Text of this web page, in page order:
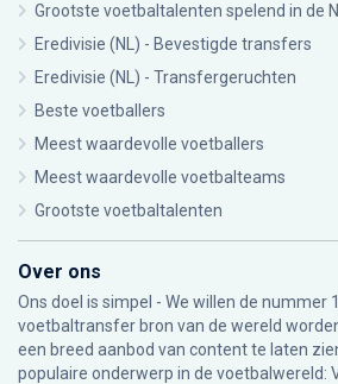
Grootste voetbaltalenten spelend in de
Eredivisie (NL) - Bevestigde transfers
Eredivisie (NL) - Transfergeruchten
Beste voetballers
Meest waardevolle voetballers
Meest waardevolle voetbalteams
Grootste voetbaltalenten
Over ons
Ons doel is simpel - We willen de nummer
voetbaltransfer bron van de wereld
een breed aanbod van content te laten
populaire onderwerp in de voetbalwereld: